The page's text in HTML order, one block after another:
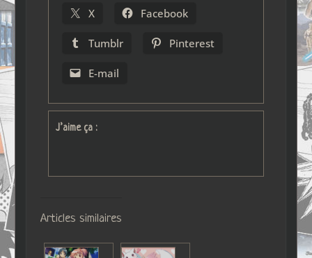
X Facebook
Tumblr Pinterest
E-mail
J’aime ça :
Articles similaires